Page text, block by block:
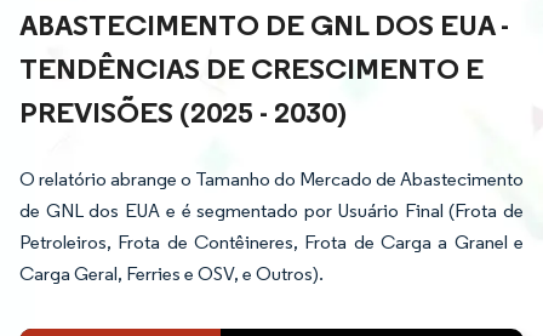
ABASTECIMENTO DE GNL DOS EUA -
TENDÊNCIAS DE CRESCIMENTO E
PREVISÕES (2025 - 2030)
O relatório abrange o Tamanho do Mercado de Abastecimento
de GNL dos EUA e é segmentado por Usuário Final (Frota de
Petroleiros, Frota de Contêineres, Frota de Carga a Granel e
Carga Geral, Ferries e OSV, e Outros).